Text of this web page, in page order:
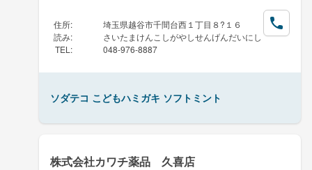
住所:
埼玉県越谷市千間台西１丁目８?１６
読み:
さいたまけんこしがやしせんげんだいにし
TEL : 048-976-8887
ソダテコ こどもハミガキ ソフトミント
株式会社カワチ薬品 久喜店